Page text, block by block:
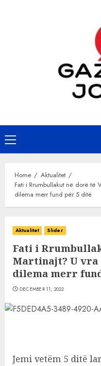
Primary
Menu
Home
Aktualitet
Fati i Rrumbullakut në dorë të
dilema merr fund për 5 ditë
Aktualitet Slider
Fati i
Martinajt? U vra
dilema merr
DECEMBER 11, 2022
Jemi vetëm 5 ditë